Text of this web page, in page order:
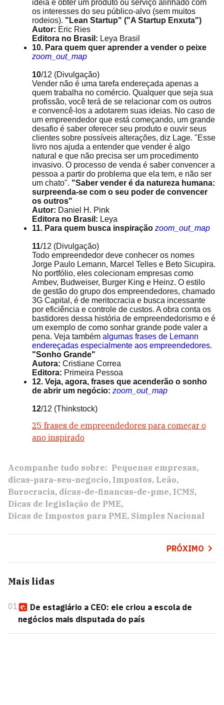
ideia é obter um produto ou serviço alinhado com
os interesses do seu público-alvo (sem muitos
rodeios). "Lean Startup" ("A Startup Enxuta")
Autor: Eric Ries
Editora no Brasil: Leya Brasil
10. Para quem quer aprender a vender o peixe
zoom_out_map
10/12 (Divulgação)
Vender não é uma tarefa endereçada apenas a
quem trabalha no comércio. Qualquer que seja sua
profissão, você terá de se relacionar com os outros
e convencê-los a adotarem suas ideias. No caso de
um empreendedor que está começando, um grande
desafio é saber oferecer seu produto e ouvir seus
clientes sobre possíveis alterações, diz Lage. "Esse
livro nos ajuda a entender que vender é algo
natural e que não precisa ser um procedimento
invasivo. O processo de venda é saber convencer a
pessoa a partir do problema que ela tem, e não ser
um chato". "Saber vender é da natureza humana:
surpreenda-se com o seu poder de convencer
os outros"
Autor: Daniel H. Pink
Editora no Brasil: Leya
11. Para quem busca inspiração zoom_out_map
11/12 (Divulgação)
Todo empreendedor deve conhecer os nomes
Jorge Paulo Lemann, Marcel Telles e Beto Sicupira.
No portfólio, eles colecionam empresas como
Ambev, Budweiser, Burger King e Heinz. O estilo
de gestão do grupo dos empreendedores, chamado
3G Capital, é de meritocracia e busca incessante
por eficiência e controle de custos. A obra conta os
bastidores dessa história de empreendedorismo e é
um exemplo de como sonhar grande pode valer a
pena. Veja também algumas frases de Lemann
endereçadas especialmente aos empreendedores.
"Sonho Grande"
Autora: Cristiane Correa
Editora: Primeira Pessoa
12. Veja, agora, frases que acenderão o sonho
de abrir um negócio: zoom_out_map
12/12 (Thinkstock)
25 frases de empreendedores para começar o
ano inspirado
Acompanhe tudo sobre: Pequenas empresas
dicas-para-seu-negocio Impostos Leão
Burocracia dicas-de-financas-de-pme ICMS
Dicas de legislação de PME
Dicas de Impostos para PME Simples Nacional
PRÓXIMO
Mais lidas
01
De estagiário a CEO: ele criou a escola de
negócios mais disputada do país